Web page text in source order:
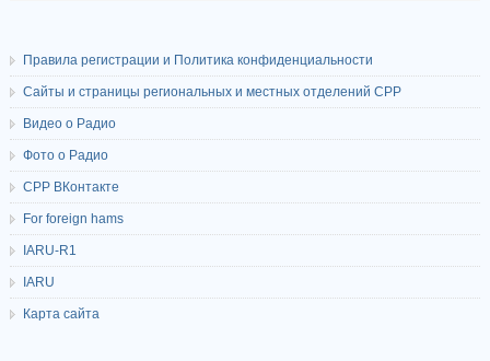
Правила регистрации и Политика конфиденциальности
Сайты и страницы региональных и местных отделений СРР
Видео о Радио
Фото о Радио
СРР ВКонтакте
For foreign hams
IARU-R1
IARU
Карта сайта